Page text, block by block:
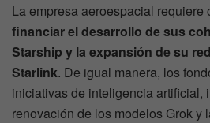
La empresa aeroespacial requiere
financiar el desarrollo de sus
Starship y la expansión de su
Starlink. De igual manera, los
iniciativas de inteligencia artificial,
renovación de los modelos Grok y